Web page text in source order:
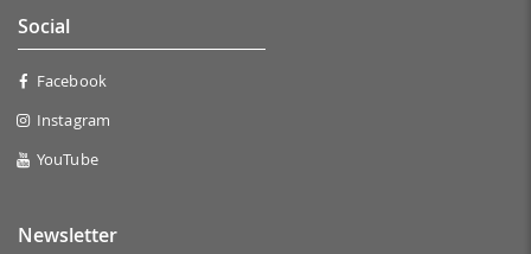
Social
Facebook
Instagram
YouTube
Newsletter